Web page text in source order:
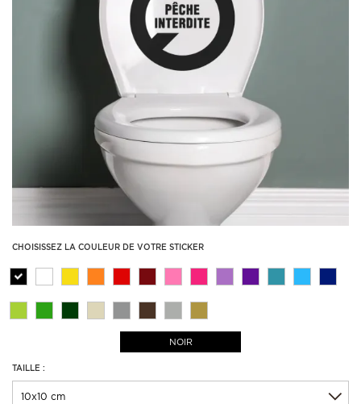
CHOISISSEZ LA COULEUR DE VOTRE STICKER
NOIR
TAILLE :